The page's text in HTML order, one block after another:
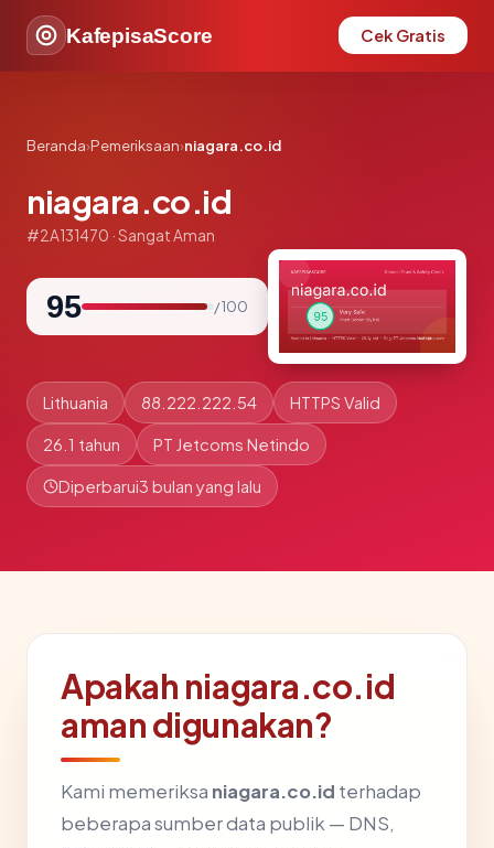
KafepisaScore Cek Gratis
Beranda›Pemeriksaan›niagara.co.id
niagara.co.id
#2A131470 · Sangat Aman
95 / 100
Lithuania 88.222.222.54 HTTPS Valid
26.1 tahun PT Jetcoms Netindo
Diperbarui3 bulan yang lalu
Apakah niagara.co.id
aman digunakan?
Kami memeriksa niagara.co.id terhadap
beberapa sumber data publik — DNS,